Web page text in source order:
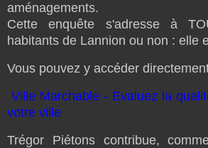
aménagements.
Cette enquête s'adresse à
habitants de Lannion ou non : elle
Vous pouvez y accéder
Ville Marchable - Evaluez la
votre ville
Trégor Piétons contribue,